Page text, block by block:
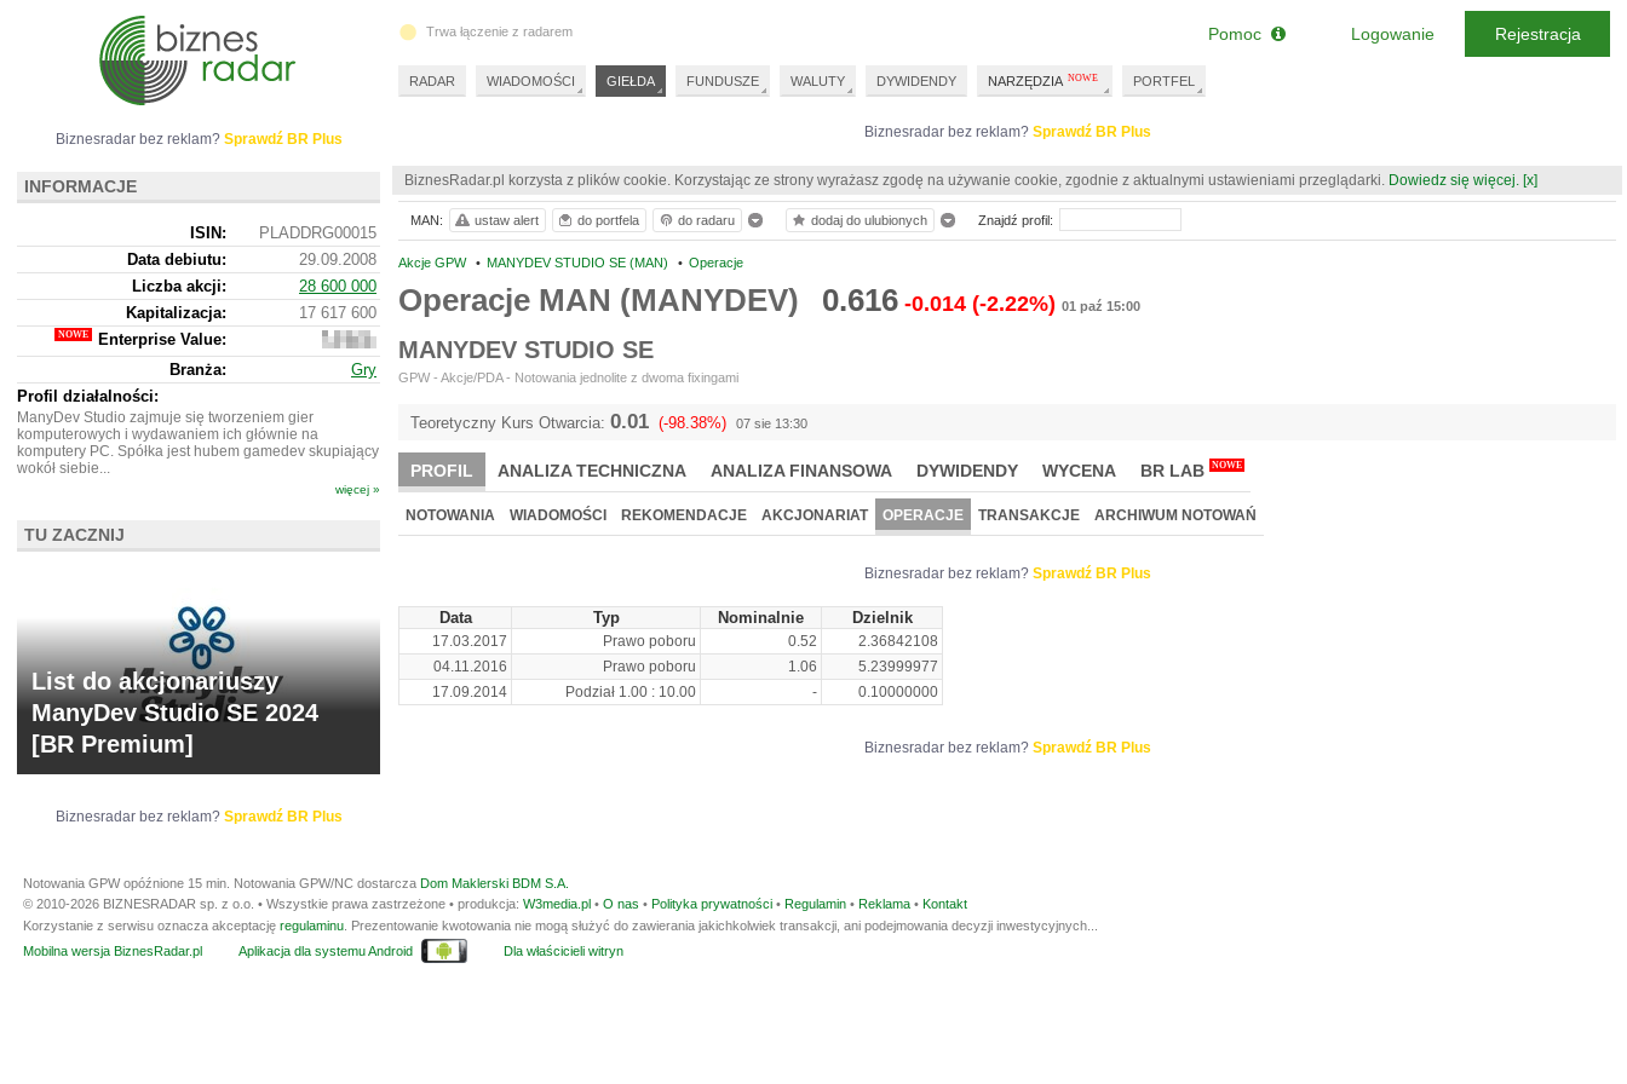
Biznesradar bez reklam? Sprawdź BR Plus
BiznesRadar.pl korzysta z plików cookie. Korzystając ze strony wyrażasz zgodę na używanie cookie, zgodnie z aktualnymi ustawieniami przeglądarki. Dowiedz się więcej. [x]
Akcje GPW • MANYDEV STUDIO SE (MAN) • Operacje
Operacje MAN (MANYDEV) 0.616 -0.014 (-2.22%) 01 paź 15:00
MANYDEV STUDIO SE
GPW - Akcje/PDA - Notowania jednolite z dwoma fixingami
Teoretyczny Kurs Otwarcia: 0.01 (-98.38%) 07 sie 13:30
PROFIL ANALIZA TECHNICZNA ANALIZA FINANSOWA DYWIDENDY WYCENA BR LAB NOWE
NOTOWANIA WIADOMOŚCI REKOMENDACJE AKCJONARIAT OPERACJE TRANSAKCJE ARCHIWUM NOTOWAŃ
Biznesradar bez reklam? Sprawdź BR Plus
Data Typ Nominalnie Dzielnik
17.03.2017 Prawo poboru 0.52
2.36842108
04.11.2016
Prawo poboru 1.06
5.23999977
17.09.2014
Podział 1.00 : 10.00 - 0.10000000
Biznesradar bez reklam? Sprawdź BR Plus
MAN: ustaw alert do portfela do radaru dodaj do ulubionych Znajdź profil:
Biznesradar bez reklam? Sprawdź BR Plus
INFORMACJE
ISIN:
PLADDRG00015
Data debiutu:
29.09.2008
Liczba akcji:
28 600 000
Kapitalizacja:
17 617 600
Enterprise Value:
17
760
600
Branża:
Gry
Profil działalności:
ManyDev Studio zajmuje się tworzeniem gier
komputerowych i wydawaniem ich głównie na
komputery PC. Spółka jest hubem gamedev skupiający
wokół siebie...
więcej »
TU ZACZNIJ
List do akcjonariuszy
ManyDev Studio SE 2024
[BR Premium]
Biznesradar bez reklam? Sprawdź BR Plus
Trwa łączenie z radarem
RADAR WIADOMOŚCI GIEŁDA FUNDUSZE WALUTY DYWIDENDY NARZĘDZIA PORTFEL
Pomoc Logowanie Rejestracja
Notowania GPW opóźnione 15 min. Notowania GPW/NC dostarcza Dom Maklerski BDM S.A.
© 2010-2026 BIZNESRADAR sp. z o.o. • Wszystkie prawa zastrzeżone • produkcja: W3media.pl • O nas • Polityka prywatności • Regulamin • Reklama • Kontakt
Korzystanie z serwisu oznacza akceptację regulaminu . Prezentowanie kwotowania nie mogą służyć do zawierania jakichkolwiek transakcji, ani podejmowania decyzji inwestycyjnych...
Mobilna wersja BiznesRadar.pl
Aplikacja dla systemu Android Dla właścicieli witryn